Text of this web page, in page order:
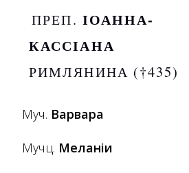
ПРЕП. ІОАННА-
КАССІАНА
РИМЛЯНИНА (†435)
Муч. Варвара
Мучц. Меланіи